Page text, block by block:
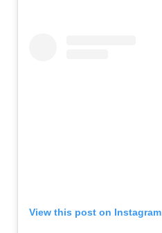
View this post on Instagram